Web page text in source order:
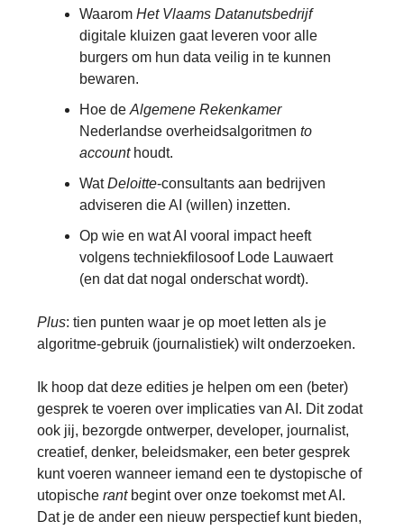
Waarom Het Vlaams Datanutsbedrijf
digitale kluizen gaat leveren voor alle
burgers om hun data veilig in te kunnen
bewaren.
Hoe de Algemene Rekenkamer
Nederlandse overheidsalgoritmen to
accounthoudt.
WatDeloitte-consultants aan bedrijven
adviseren die AI (willen) inzetten.
Op wie en wat AI vooral impact heeft
volgens techniekfilosoof Lode Lauwaert
(en dat dat nogal onderschat wordt).
Plus: tien punten waar je op moet letten als je
algoritme-gebruik (journalistiek) wilt onderzoeken.
Ik hoop dat deze edities je helpen om een (beter)
gesprek te voeren over implicaties van AI. Dit zodat
ook jij, bezorgde ontwerper, developer, journalist,
creatief, denker, beleidsmaker, een beter gesprek
kunt voeren wanneer iemand een te dystopische of
utopische rantbegint over onze toekomst met AI.
Dat je de ander een nieuw perspectief kunt bieden,